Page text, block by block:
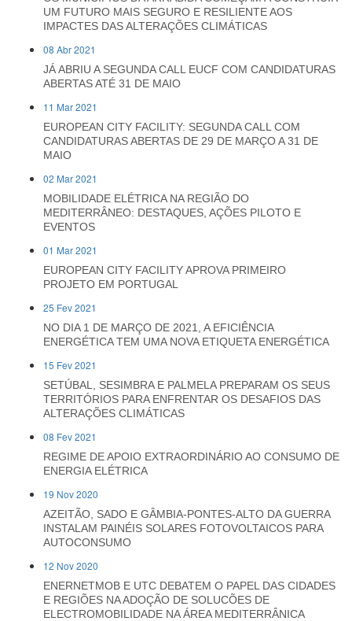
UM FUTURO MAIS SEGURO E RESILIENTE AOS
IMPACTES DAS ALTERAÇÕES CLIMÁTICAS
08 Abr 2021
JÁ ABRIU A SEGUNDA CALL EUCF COM CANDIDATURAS
ABERTAS ATÉ 31 DE MAIO
11 Mar 2021
EUROPEAN CITY FACILITY: SEGUNDA CALL COM
CANDIDATURAS ABERTAS DE 29 DE MARÇO A 31 DE
MAIO
02 Mar 2021
MOBILIDADE ELÉTRICA NA REGIÃO DO
MEDITERRÂNEO: DESTAQUES, AÇÕES PILOTO E
EVENTOS
01 Mar 2021
EUROPEAN CITY FACILITY APROVA PRIMEIRO
PROJETO EM PORTUGAL
25 Fev 2021
NO DIA 1 DE MARÇO DE 2021, A EFICIÊNCIA
ENERGÉTICA TEM UMA NOVA ETIQUETA ENERGÉTICA
15 Fev 2021
SETÚBAL, SESIMBRA E PALMELA PREPARAM OS SEUS
TERRITÓRIOS PARA ENFRENTAR OS DESAFIOS DAS
ALTERAÇÕES CLIMÁTICAS
08 Fev 2021
REGIME DE APOIO EXTRAORDINÁRIO AO CONSUMO DE
ENERGIA ELÉTRICA
19 Nov 2020
AZEITÃO, SADO E GÂMBIA-PONTES-ALTO DA GUERRA
INSTALAM PAINÉIS SOLARES FOTOVOLTAICOS PARA
AUTOCONSUMO
12 Nov 2020
ENERNETMOB E UTC DEBATEM O PAPEL DAS CIDADES
E REGIÕES NA ADOÇÃO DE SOLUCÕES DE
ELECTROMOBILIDADE NA ÁREA MEDITERRÂNICA